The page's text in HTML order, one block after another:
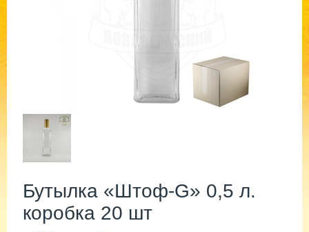
Бутылка «Штоф-G» 0,5 л.
коробка 20 шт